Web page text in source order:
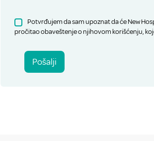
Potvrđujem da sam upoznat da će New
pročitao obaveštenje o njihovom korišćenju,
Pošalji